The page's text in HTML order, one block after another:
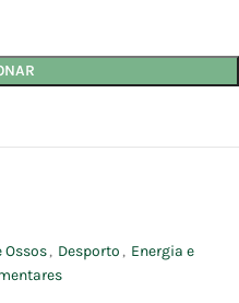
Ossos, Desporto , Energia e